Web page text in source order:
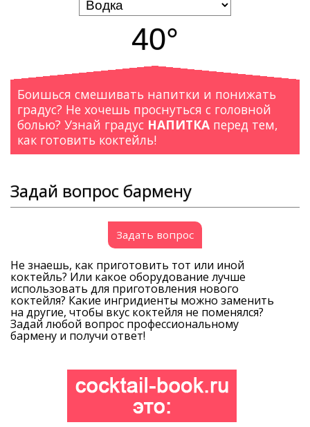
40°
Боишься смешивать напитки и понижать
градус? Не хочешь проснуться с головной
болью? Узнай градус НАПИТКА перед тем,
как готовить коктейль!
Задай вопрос бармену
Задать вопрос
Не знаешь, как приготовить тот или иной
коктейль? Или какое оборудование лучше
использовать для приготовления нового
коктейля? Какие ингридиенты можно заменить
на другие, чтобы вкус коктейля не поменялся?
Задай любой вопрос профессиональному
бармену и получи ответ!